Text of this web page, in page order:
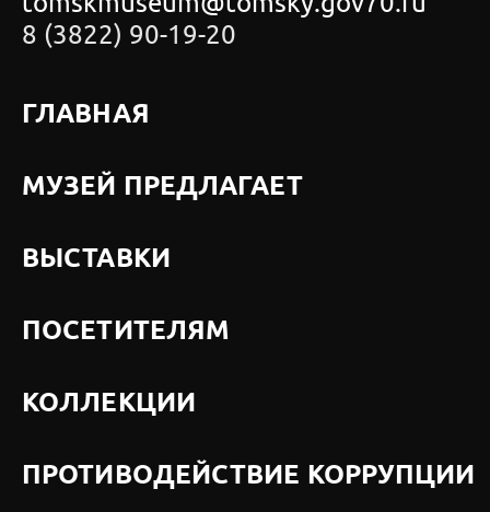
8 (3822) 90-19-20
ГЛАВНАЯ
МУЗЕЙ ПРЕДЛАГАЕТ
ВЫСТАВКИ
ПОСЕТИТЕЛЯМ
КОЛЛЕКЦИИ
ПРОТИВОДЕЙСТВИЕ КОРРУПЦИИ